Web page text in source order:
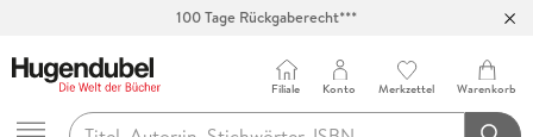
100 Tage Rückgaberecht***
Hugendubel
Filiale Konto Merkzettel Warenkorb